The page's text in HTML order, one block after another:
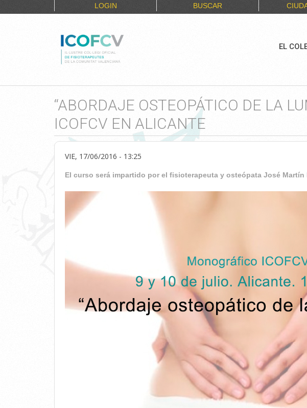
LOGIN BUSCAR
EL
“ABORDAJE OSTEOPÁTICO DE LA
ICOFCV EN ALICANTE
VIE, 17/06/2016 - 13:25
El curso será impartido por el fisioterapeuta y osteópata José